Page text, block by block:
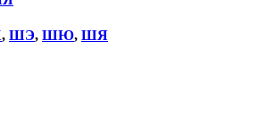
, ШЭ, ШЮ, ШЯ